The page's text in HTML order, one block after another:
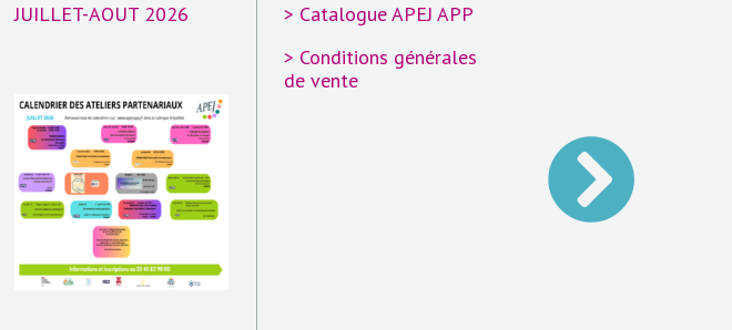
JUILLET-AOUT 2026
> Catalogue APEJ APP
> Conditions générales
de vente
(anglais
expérimenté),
(Français Langue
Étrangère), PCIE
(Passeport de